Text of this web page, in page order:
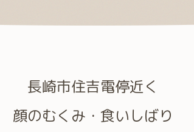
長崎市住吉電停近く
顔のむくみ・食いしばり